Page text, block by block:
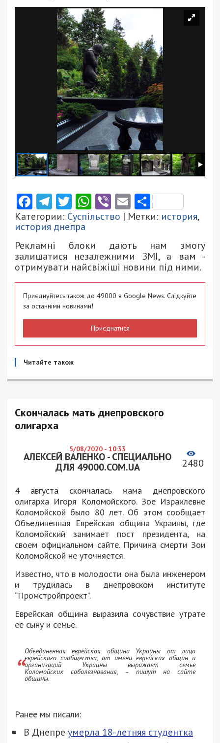
Facebook
Telegram
Twitter
WhatsApp
ViberEmail
Категории: Суспільство | Метки: история,
история днепра
Рекламні блоки дають нам змогу
залишатися незалежними ЗМІ, а вам -
отримувати найсвіжіші новини під ними.
Приєднуйтесь також до 49000 в Google News. Слідкуйте
за останніми новинами!
Приєднатися
Читайте також
Скончалась мать днепровского
олигарха
5/08/2020 - 10:33
АЛЕКСЕЙ ВАЛЕНКО - СПЕЦИАЛЬНО
ДЛЯ 49000.COM.UA
2480
4 августа скончалась мама днепровского
олигарха Игоря Коломойского. Зое Израилевне
Коломойской было 80 лет. Об этом сообщает
Объединенная Еврейская община Украины, где
Коломойский занимает пост президента, на
своем официальном сайте. Причина смерти Зои
Коломойской не уточняется.
Известно, что в молодости она была инженером
и трудилась в днепровском институте
“Промстройпроект”.
Еврейская община выразила сочувствие утрате
ее сыну и семье.
Объединенная еврейская община Украины от лица
еврейского сообщества, от имени еврейских общин и
организаций Украины выражает семье
Коломойских соболезнования, – пишут на сайте
общины.
Ранее мы писали:
В Днепре умерла 18-летняя студентка